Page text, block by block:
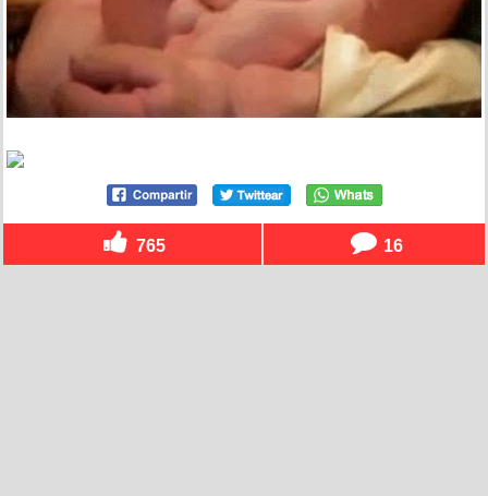
765 16